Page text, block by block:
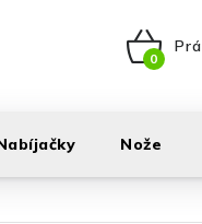
Nože